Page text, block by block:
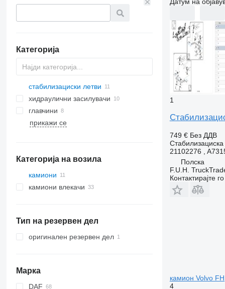
Категорија
стабилизациски летви
хидраулични засилувачи
главчини
прикажи се
Категорија на возила
камиони
камиони влекачи
Тип на резервен дел
оригинален резервен дел
Марка
DAF
1
749 € Без ДДВ
Стабилизациска
21102276 ,
Полска
F.U.H.
Контактирајте
камион Volvo
4